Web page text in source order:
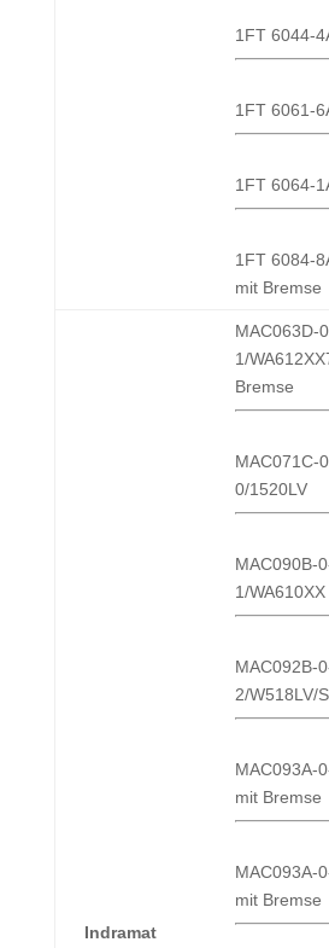
1FT 6044-
1FT 6061-
1FT 6064-
1FT 6084-
mit Bremse
Indramat
MAC063D-
1/
Bremse
MAC071C-
0/1520LV
MAC090B-
1/
MAC092B-
2/W518LV/
MAC093A-
mit Bremse
MAC093A-
mit Bremse